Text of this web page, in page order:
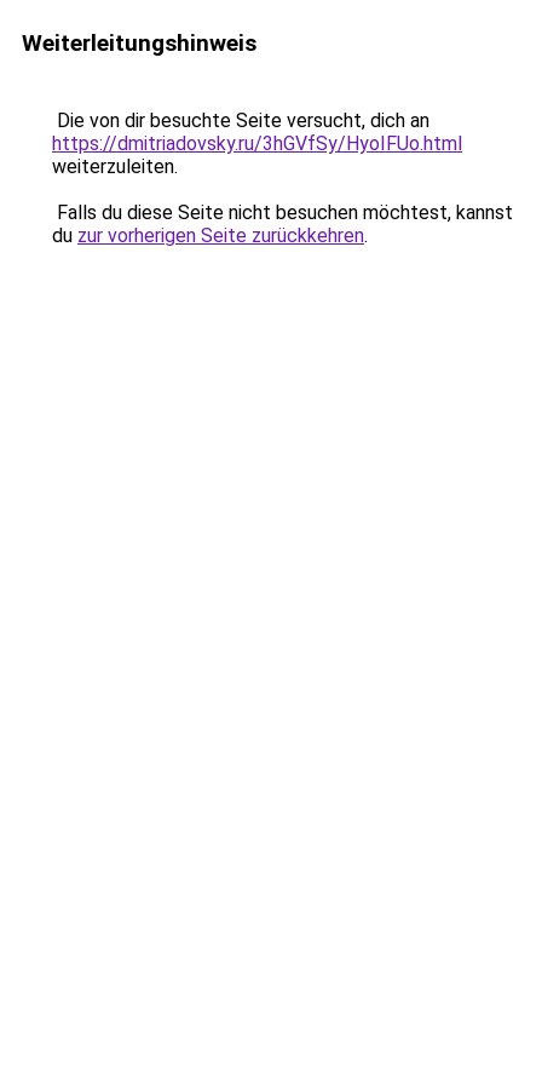
Weiterleitungshinweis
Die von dir besuchte Seite versucht, dich an
https://dmitriadovsky.ru/3hGVfSy/HyoIFUo.html
weiterzuleiten.
Falls du diese Seite nicht besuchen möchtest, kannst
du zur vorherigen Seite zurückkehren.